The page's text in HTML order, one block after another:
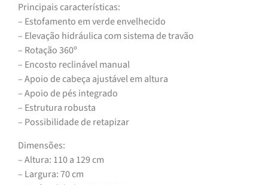
Principais características:
– Estofamento em verde envelhecido
– Elevação hidráulica com sistema de travão
– Rotação 360º
– Encosto reclinável manual
– Apoio de cabeça ajustável em altura
– Apoio de pés integrado
– Estrutura robusta
– Possibilidade de retapizar
Dimensões:
– Altura: 110 a 129 cm
– Largura: 70 cm